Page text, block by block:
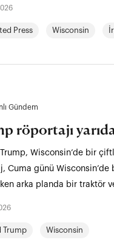
Press Wisconsin
Gündem
röportajı
Wisconsin’de bir
Cuma günü
arka planda bir traktör
Trump Wisconsin